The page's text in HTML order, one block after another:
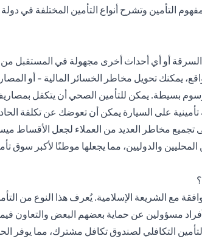
التأمين وتشرح أنواع التأمين المختلفة في دولة
أو أي أحداث أخرى مجهولة في المستقبل من
يمكنك تحويل مخاطر الخسائر المالية - أو
بسيطة. يمكن للتأمين الصحي أن يتكفل
على السيارة يمكن أن تعوضك عن تكلفة
تجميع مخاطر العديد من العملاء لجعل الأقساط
والدوليين، مما يجعلها موطنًا لأكبر سوق
مع الشريعة الإسلامية. يُعرف هذا النوع من
مسؤولين عن حماية بعضهم البعض والتعاون
التكافلي لصندوق تكافل مشترك، مما يوفر